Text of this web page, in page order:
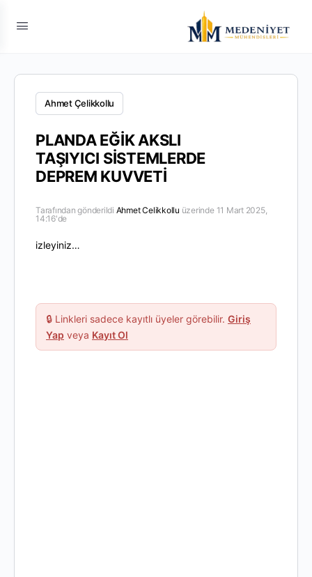
Ahmet Çelikkollu
PLANDA EĞİK AKSLI
TAŞIYICI SİSTEMLERDE
DEPREM KUVVETİ
Tarafından gönderildi Ahmet Celikkollu üzerinde 11 Mart 2025,
14:16'de
izleyiniz…
🔒 Linkleri sadece kayıtlı üyeler görebilir. Giriş
Yap veya Kayıt Ol